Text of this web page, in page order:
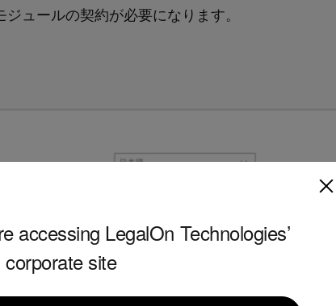
accessing LegalOn Technologies’
site
ュールの契約が必要になります。